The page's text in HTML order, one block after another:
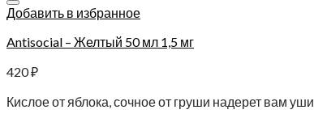
Добавить в избранное
Antisocial – Желтый 50 мл 1,5 мг
420₽
Кислое от яблока, сочное от груши надерет вам уши